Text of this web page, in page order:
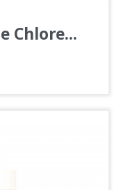
Chlore...